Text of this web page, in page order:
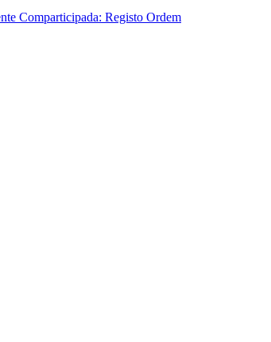
Comparticipada: Registo Ordem